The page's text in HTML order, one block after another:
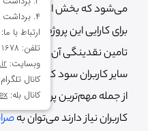
می‌شود که بخش اعظم
برای کارایی این پروژه‌ها نیاز
تامین نقدینگی آن‌ها نقش
سایر کاربران سود کسب کنند.
از جمله مهم‌ترین پروژه‌هایی
کاربران نیاز دارند می‌توان به